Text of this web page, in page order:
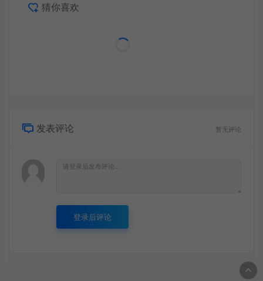
猜你喜欢
发表评论 暂无评论
登录后评论